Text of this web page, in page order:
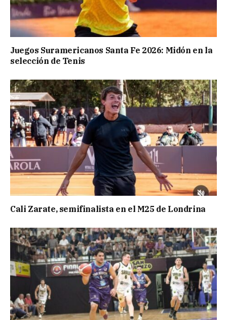
Juegos Suramericanos Santa Fe 2026: Midón en la
selección de Tenis
Cali Zarate, semifinalista en el M25 de Londrina